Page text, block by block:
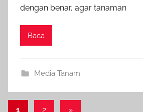
dengan benar, agar tanaman
Baca
Media Tanam
Paginasi
1 2
Next
»